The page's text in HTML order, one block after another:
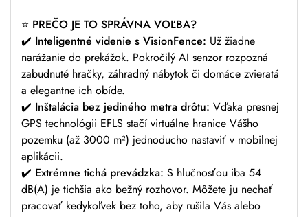
⭐ PREČO JE TO SPRÁVNA VOĽBA?
✔️ Inteligentné videnie s VisionFence: Už žiadne
narážanie do prekážok. Pokročilý AI senzor rozpozná
zabudnuté hračky, záhradný nábytok či domáce zvieratá
a elegantne ich obíde.
✔️ Inštalácia bez jediného metra drôtu: Vďaka presnej
GPS technológii EFLS stačí virtuálne hranice Vášho
pozemku (až 3000 m²) jednoducho nastaviť v mobilnej
aplikácii.
✔️ Extrémne tichá prevádzka: S hlučnosťou iba 54
dB(A) je tichšia ako bežný rozhovor. Môžete ju nechať
pracovať kedykoľvek bez toho, aby rušila Vás alebo